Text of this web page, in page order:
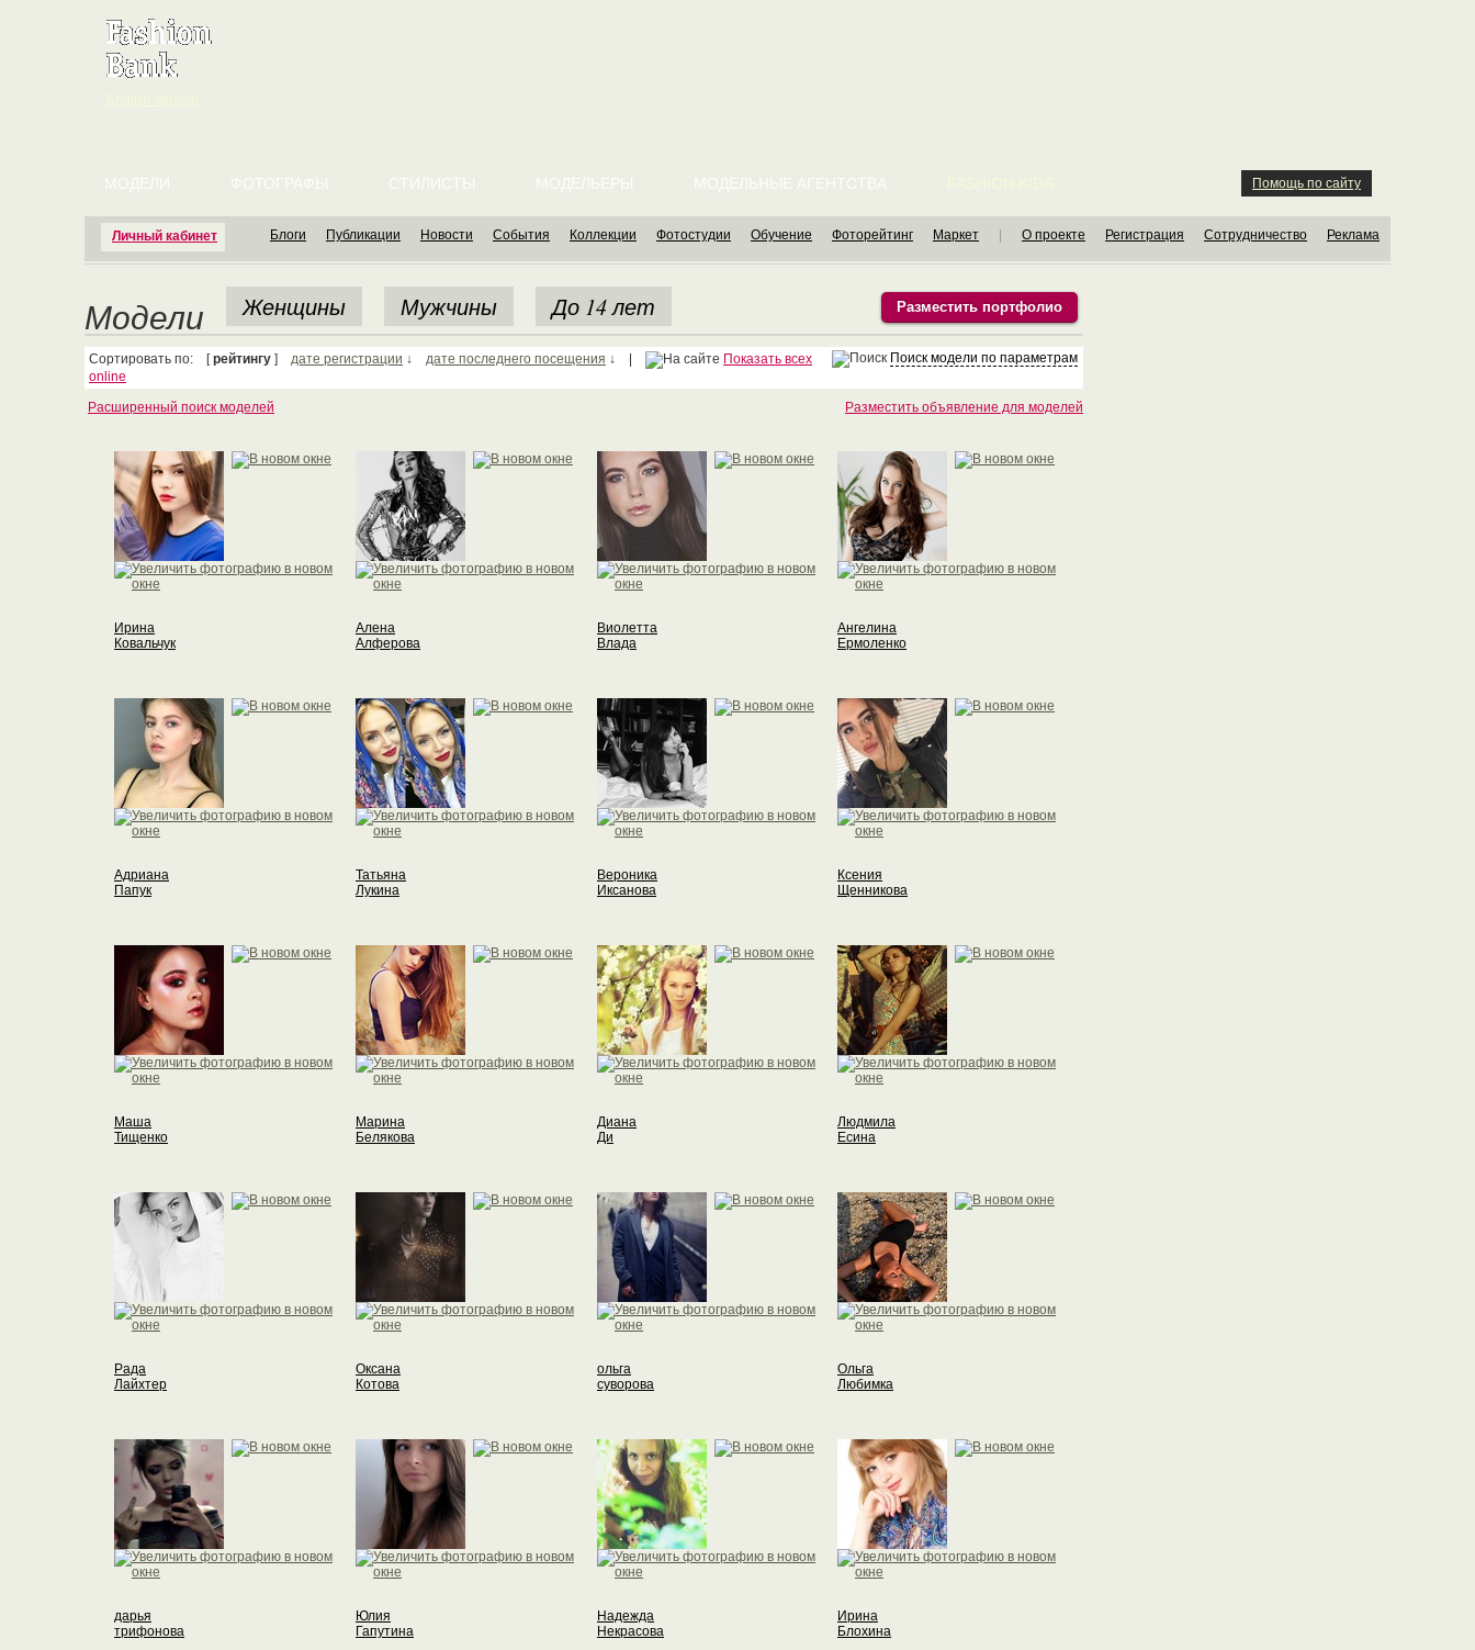
Личный кабинет
МОДЕЛИ ФОТОГРАФЫ СТИЛИСТЫ МОДЕЛЬЕРЫ МОДЕЛЬНЫЕ АГЕНТСТВА Помощь по сайту
Блоги Публикации Новости События Коллекции Фотостудии Обучение Фоторейтинг Маркет О проекте Регистрация Сотрудничество Реклама
Модели Женщины Мужчины До 14 лет Разместить портфолио
Поиск модели по параметрам
Сортировать по: [рейтингу ] дате регистрации ↓ дате последнего посещения ↓ |
Показать всех
online
Разместить объявление для моделей
Расширенный поиск моделей
Ирина
Ковальчук
Алена
Алферова
Виолетта
Влада
Ангелина
Ермоленко
Адриана
Папук
Татьяна
Лукина
Вероника
Иксанова
Ксения
Щенникова
Маша
Тищенко
Марина
Белякова
Диана
Ди
Людмила
Есина
Рада
Лайхтер
Оксана
Котова
ольга
суворова
Ольга
Любимка
дарья
трифонова
Юлия
Гапутина
Надежда
Некрасова
Ирина
Блохина